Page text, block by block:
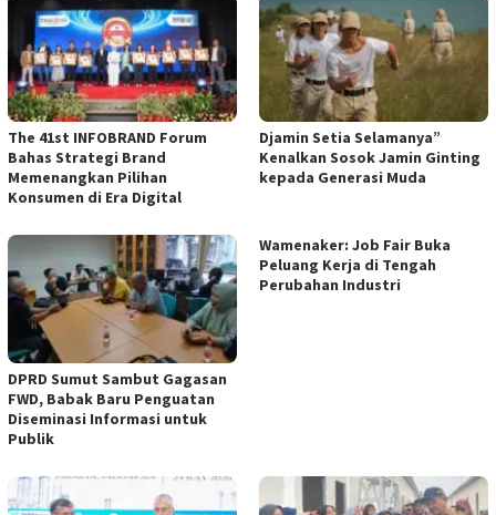
The 41st INFOBRAND Forum
Bahas Strategi Brand
Memenangkan Pilihan
Konsumen di Era Digital
Djamin Setia Selamanya”
Kenalkan Sosok Jamin Ginting
kepada Generasi Muda
DPRD Sumut Sambut Gagasan
FWD, Babak Baru Penguatan
Diseminasi Informasi untuk
Publik
Wamenaker: Job Fair Buka
Peluang Kerja di Tengah
Perubahan Industri